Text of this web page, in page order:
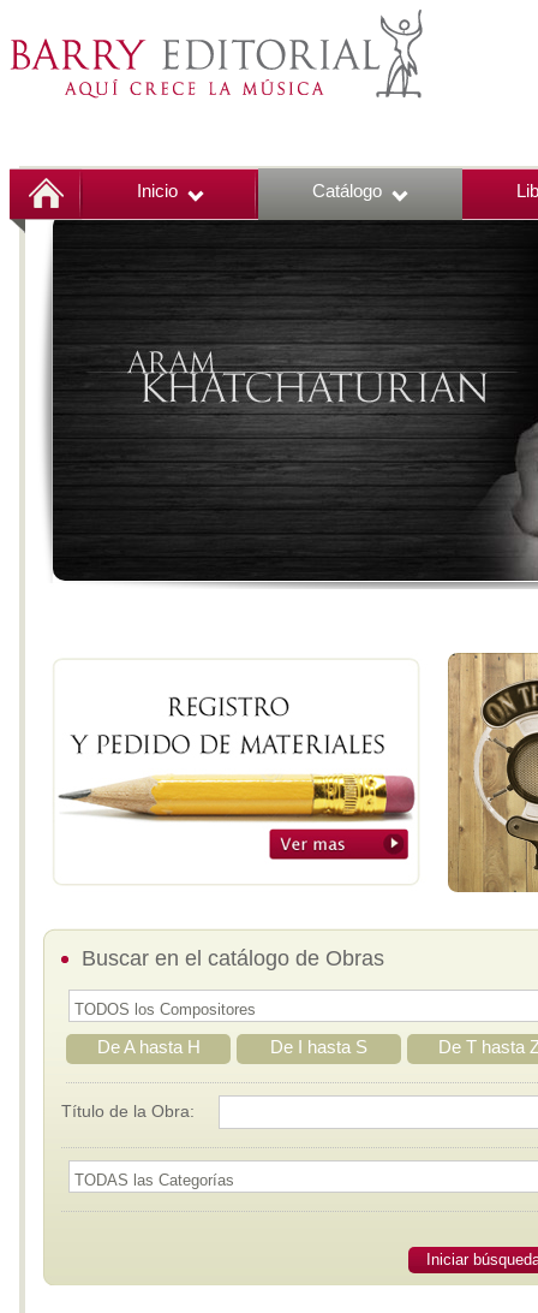
Inicio Catálogo
Buscar en el catálogo de Obras
De A hasta H De I hasta S De T hasta
Título de la Obra:
Iniciar